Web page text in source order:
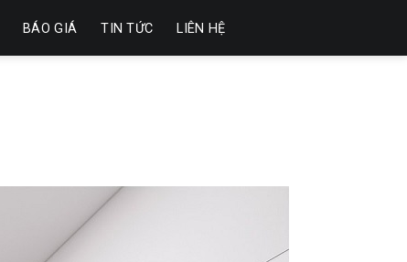
BÁO GIÁ TIN TỨC LIÊN HỆ